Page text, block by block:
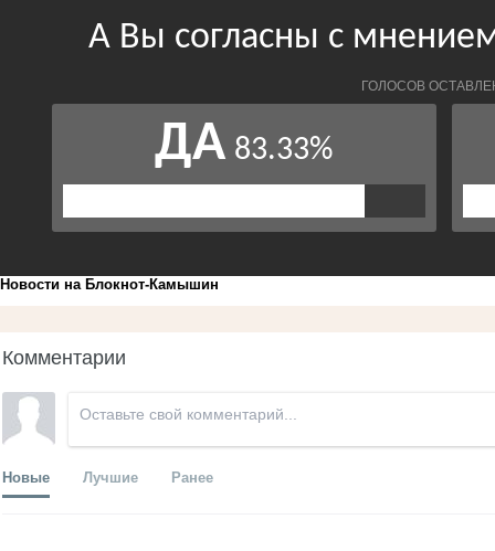
Новости на Блoкнoт-Камышин
Комментарии
Новые Лучшие Ранее